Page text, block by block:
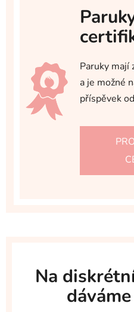
Paruky mají
a je možné
příspěvek
Na